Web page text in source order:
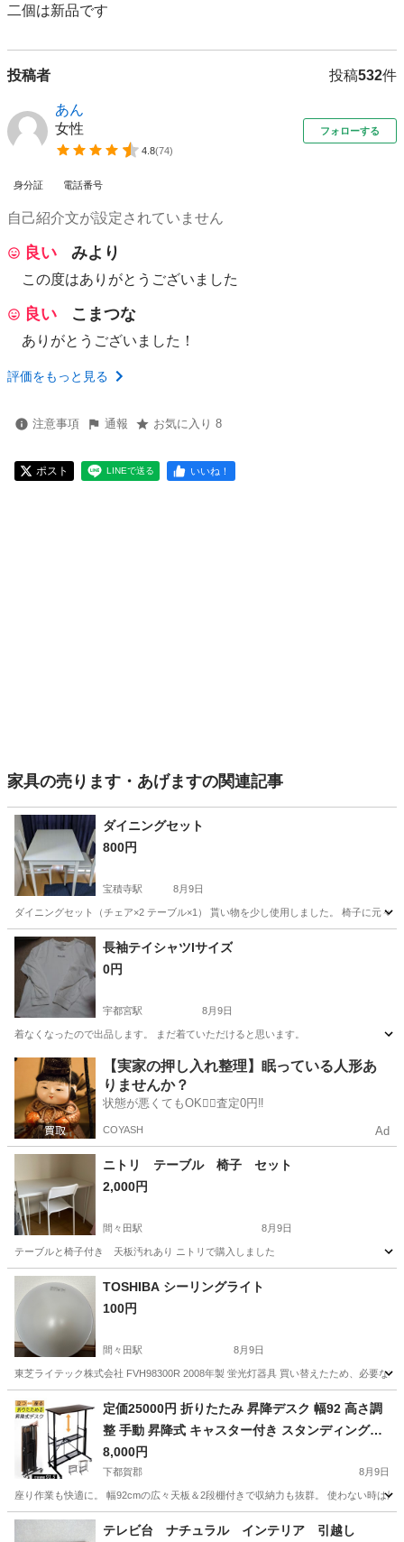
投稿者 投稿532件
あん
女性
4.8(74)
フォローする
身分証 電話番号
自己紹介文が設定されていません
良い みより
この度はありがとうございました
良い こまつな
ありがとうございました！
評価をもっと見る
注意事項 通報 お気に入り 8
ポスト LINEで送る いいね！
家具の売ります・あげますの関連記事
ダイニングセット
800円
宝積寺駅 8月9日
ダイニングセット（チェア×2 テーブル×1） 貰い物を少し使用しました。 椅子に元々
栃木 塩谷郡 宝積寺駅 ダイニングセット
長袖テイシャツlサイズ
0円
宇都宮駅 8月9日
着なくなったので出品します。 まだ着ていただけると思います。
栃木 宇都宮市 宇都宮駅 家具
【実家の押し入れ整理】眠っている人形あ
りませんか？
状態が悪くてもOK🙆‍♀️査定0円‼️
COYASH Ad
ニトリ テーブル 椅子 セット
2,000円
間々田駅 8月9日
テーブルと椅子付き 天板汚れあり ニトリで購入しました
栃木 小山市 オフィス用家具
TOSHIBA シーリングライト
100円
間々田駅 8月9日
東芝ライテック株式会社 FVH98300R 2008年製 蛍光灯器具 買い替えたため、必要な
栃木 間々田駅 照明器具
定価25000円 折りたたみ 昇降デスク 幅92 高さ調
整 手動 昇降式 キャスター付き スタンディングデ
スク
8,000円
下都賀郡 8月9日
座り作業も快適に。 幅92cmの広々天板＆2段棚付きで収納力も抜群。 使わない時は
栃木 下都賀郡 テーブル
テレビ台 ナチュラル インテリア 引越し